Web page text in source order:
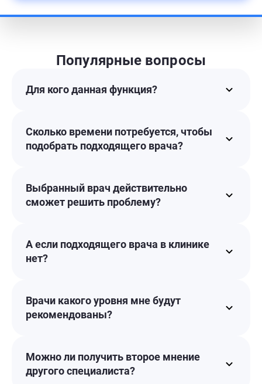
Популярные вопросы
Для кого данная функция?
Сколько времени потребуется, чтобы
подобрать подходящего врача?
Выбранный врач действительно
сможет решить проблему?
А если подходящего врача в клинике
нет?
Врачи какого уровня мне будут
рекомендованы?
Можно ли получить второе мнение
другого специалиста?